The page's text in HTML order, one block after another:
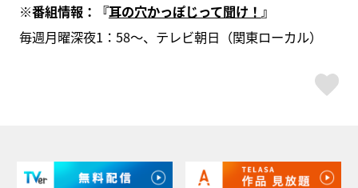
※番組情報：『耳の穴かっぽじって聞け！ 』
毎週月曜深夜1：58～、テレビ朝日（関東ローカル）